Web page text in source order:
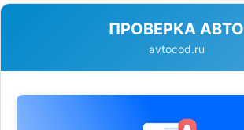
ПРОВЕРКА АВТО
avtocod.ru